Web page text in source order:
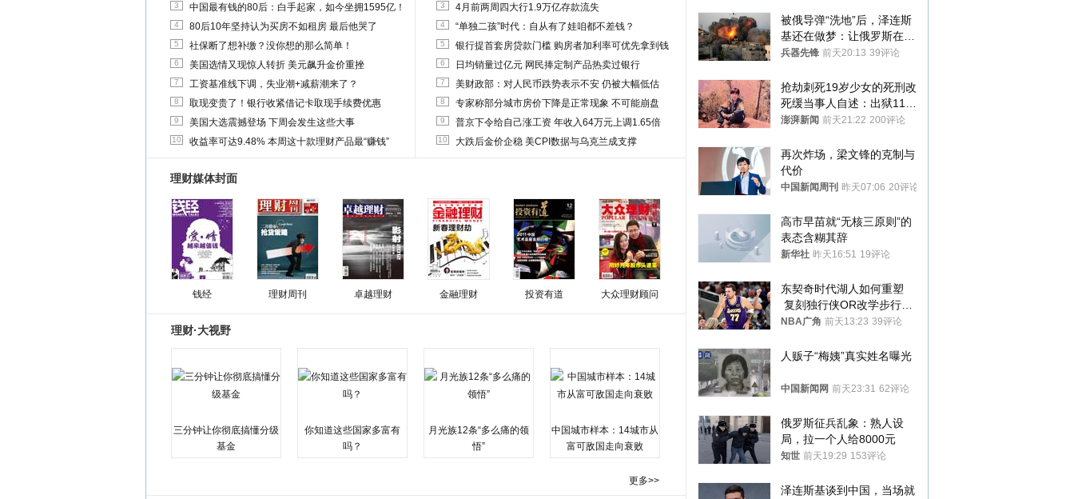
3 中国最有钱的80后：白手起家，如今坐拥1595亿！
4 80后10年坚持认为买房不如租房 最后他哭了
5 社保断了想补缴？没你想的那么简单！
6 美国选情又现惊人转折 美元飙升金价重挫
7 工资基准线下调，失业潮+减薪潮来了？
8 取现变贵了！银行收紧借记卡取现手续费优惠
9 美国大选震撼登场 下周会发生这些大事
10 收益率可达9.48% 本周这十款理财产品最“赚钱”
3 4月前两周四大行1.9万亿存款流失
4 “单独二孩”时代：自从有了娃咱都不差钱？
5 银行提首套房贷款门槛 购房者加利率可优先拿到钱
6 日均销量过亿元 网民捧定制产品热卖过银行
7 美财政部：对人民币跌势表示不安 仍被大幅低估
8 专家称部分城市房价下降是正常现象 不可能崩盘
9 普京下令给自己涨工资 年收入64万元上调1.65倍
10 大跌后金价企稳 美CPI数据与乌克兰成支撑
理财媒体封面
钱经 理财周刊 卓越理财 金融理财 投资有道 大众理财顾问
理财·大视野
三分钟让你彻底搞懂分级
基金
你知道这些国家多富有
吗？
月光族12条“多么痛的领
悟”
中国城市样本：14城市从
富可敌国走向衰败
更多>>
被俄导弹“洗地”后，泽连斯
基还在做梦：让俄罗斯在冬
季前求和？
兵器先锋 前天20:13 39评论
抢劫刺死19岁少女的死刑改
死缓当事人自述：出狱11年
间始终刻意躲避被害人家属
澎湃新闻 前天21:22 200评论
再次炸场，梁文锋的克制与
代价
中国新闻周刊 昨天07:06 20评论
高市早苗就“无核三原则”的
表态含糊其辞
新华社 昨天16:51 19评论
东契奇时代湖人如何重塑
复刻独行侠OR改学步行
者？
NBA广角 前天13:23 39评论
人贩子“梅姨”真实姓名曝光
中国新闻网 前天23:31 62评论
俄罗斯征兵乱象：熟人设
局，拉一个人给8000元
知世 前天19:29 153评论
泽连斯基谈到中国，当场就